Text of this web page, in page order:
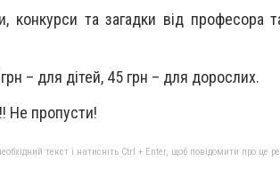
конкурси та загадки від професора
– для дітей, 45 грн – для дорослих.
Не пропусти!
текст і натисніть Ctrl + Enter, щоб повідомити про це